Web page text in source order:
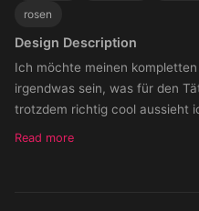
rosen
Design Description
Ich möchte meinen
irgendwas sein, was für den
trotzdem richtig cool aussieht
Kilo zum Style hab ich mir was
Read more